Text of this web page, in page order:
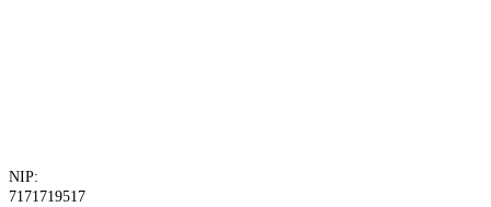
NIP:
7171719517